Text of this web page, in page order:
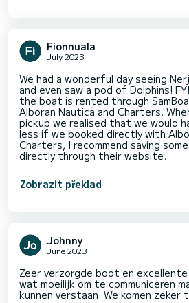
Fionnuala
July 2023
We had a wonderful day seeing
and even saw a pod of Dolphins!
the boat is rented through
Alboran Nautica and Charters.
pickup we realised that we would
less if we booked directly with
Charters, I recommend saving
directly through their website.
Zobrazit překlad
Johnny
June 2023
Zeer verzorgde boot en
wat moeilijk om te communiceren
kunnen verstaan. We komen zeker